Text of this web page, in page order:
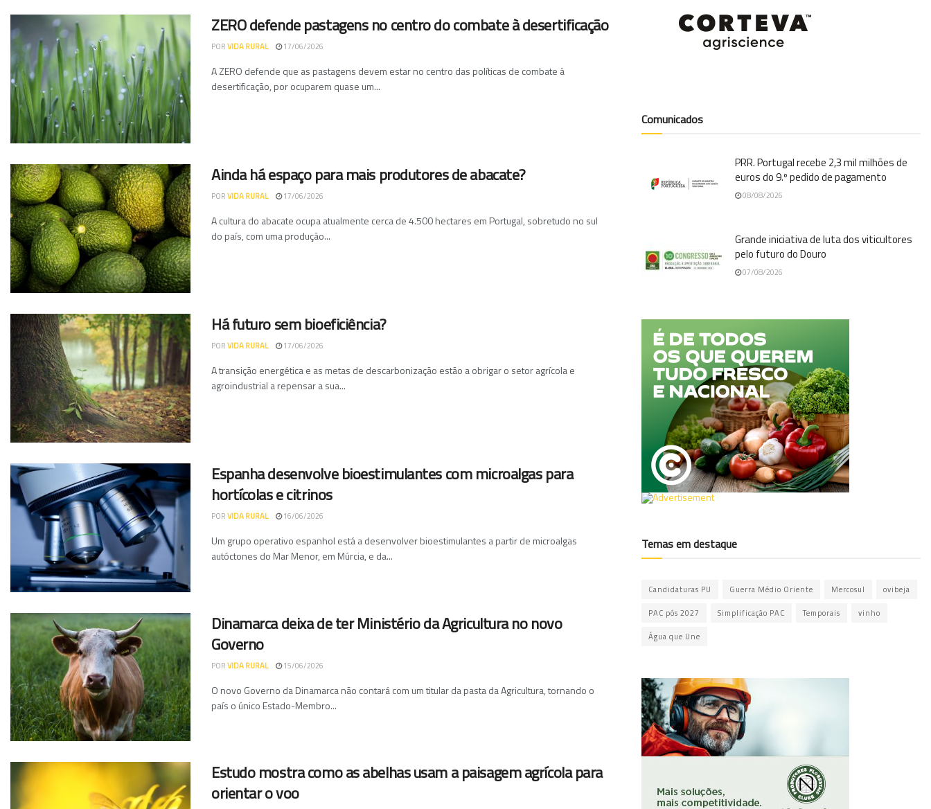
ZERO defende pastagens no centro do combate à desertificação
PORVIDA RURAL 17/06/2026
A ZERO defende que as pastagens devem estar no centro das políticas de combate à
desertificação, por ocuparem quase um...
Ainda há espaço para mais produtores de abacate?
PORVIDA RURAL 17/06/2026
A cultura do abacate ocupa atualmente cerca de 4.500 hectares em Portugal, sobretudo no sul
do país, com uma produção...
Há futuro sem bioeficiência?
PORVIDA RURAL 17/06/2026
A transição energética e as metas de descarbonização estão a obrigar o setor agrícola e
agroindustrial a repensar a sua...
Espanha desenvolve bioestimulantes com microalgas para
hortícolas e citrinos
PORVIDA RURAL 16/06/2026
Um grupo operativo espanhol está a desenvolver bioestimulantes a partir de microalgas
autóctones do Mar Menor, em Múrcia, e da...
Dinamarca deixa de ter Ministério da Agricultura no novo
Governo
PORVIDA RURAL 15/06/2026
O novo Governo da Dinamarca não contará com um titular da pasta da Agricultura, tornando o
país o único Estado-Membro...
Estudo mostra como as abelhas usam a paisagem agrícola para
orientar o voo
Comunicados
PRR. Portugal recebe 2,3 mil milhões de
euros do 9.º pedido de pagamento
08/08/2026
Grande iniciativa de luta dos viticultores
pelo futuro do Douro
07/08/2026
Temas em destaque
Candidaturas PU Guerra Médio Oriente Mercosul ovibeja
PAC pós 2027 Simplificação PAC Temporais vinho
Água que Une